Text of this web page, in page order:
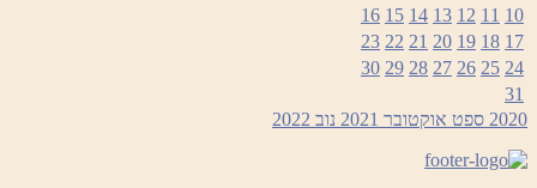
10
11
12
13
14
15
16
17
18
19
20
21
22
23
24
25
26
27
28
29
30
31
2020 ספט אוקטובר 2021 נוב 2022